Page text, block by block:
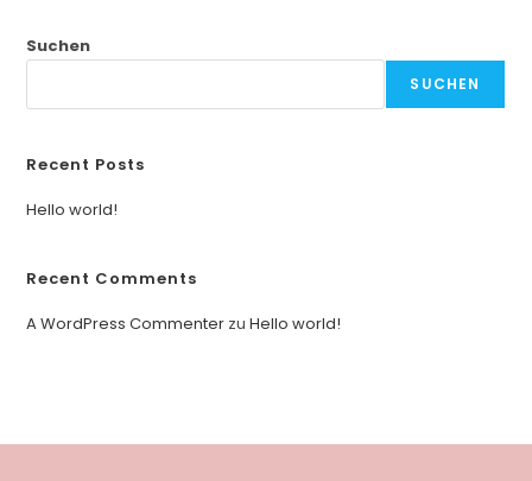
Suchen
SUCHEN
Recent Posts
Hello world!
Recent Comments
A WordPress Commenter zuHello world!